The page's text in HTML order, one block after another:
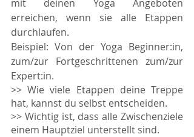
mit deinen Yoga Angeboten
erreichen, wenn sie alle Etappen
durchlaufen.
Beispiel: Von der Yoga Beginner:in,
zum/zur Fortgeschrittenen zum/zur
Expert:in.
>> Wie viele Etappen deine Treppe
hat, kannst du selbst entscheiden.
>> Wichtig ist, dass alle Zwischenziele
einem Hauptziel unterstellt sind.